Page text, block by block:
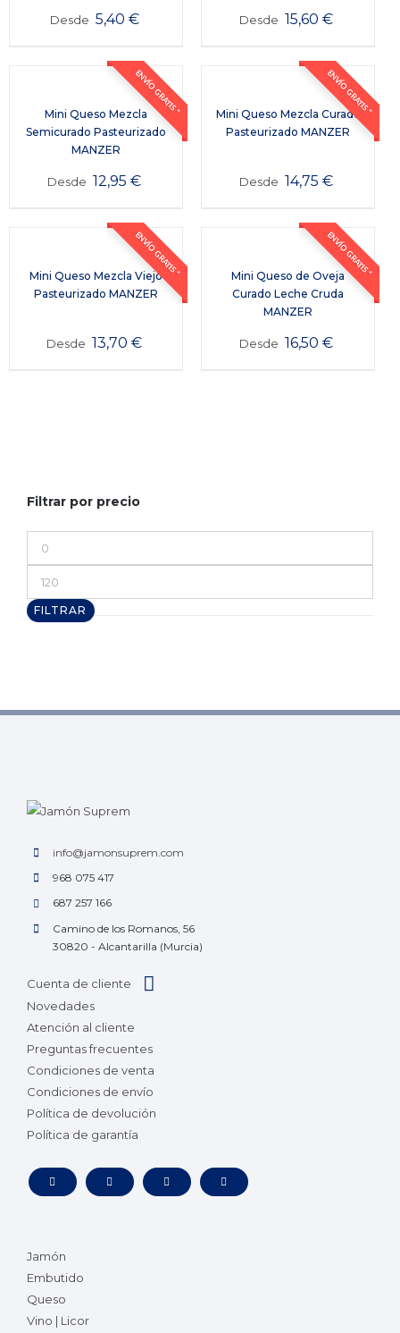
Desde 5,40 € Desde 15,60€
ENVÍO GRATIS *
Mini Queso Mezcla
Semicurado Pasteurizado
MANZER
Desde 12,95€
ENVÍO GRATIS *
Mini Queso Mezcla Curado
Pasteurizado MANZER
Desde 14,75€
ENVÍO GRATIS *
Mini Queso Mezcla Viejo
Pasteurizado MANZER
Desde 13,70€
ENVÍO GRATIS *
Mini Queso de Oveja
Curado Leche Cruda
MANZER
Desde 16,50€
Filtrar por precio
mínimo
máximo
FILTRAR
info@jamonsuprem.com
968 075 417
687 257 166
Camino de los Romanos, 56
30820 - Alcantarilla (Murcia)
Cuenta de cliente
Novedades
Atención al cliente
Preguntas frecuentes
Condiciones de venta
Condiciones de envío
Política de devolución
Política de garantía
Jamón
Embutido
Queso
Vino | Licor